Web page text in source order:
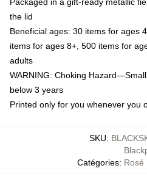
the lid
Beneficial ages: 30 items for ages
items for ages 8+, 500 items for
adults
WARNING: Choking
below 3 years
Printed only for you whenever you
SKU:
Catégories: Rosé